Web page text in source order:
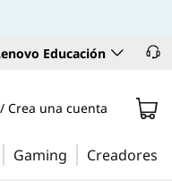
Educación
Crea una cuenta
Gaming Creadores